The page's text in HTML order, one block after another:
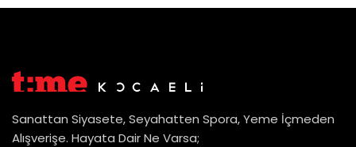
Sanattan Siyasete, Seyahatten Spora, Yeme İçmeden
Alışverişe. Hayata Dair Ne Varsa;